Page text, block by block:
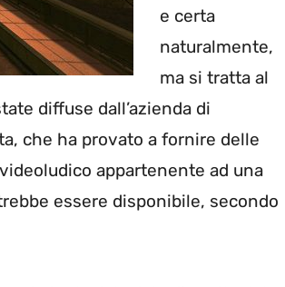
e certa
naturalmente,
ma si tratta al
diffuse dall’azienda di
che ha provato a fornire delle
appartenente ad una
essere disponibile, secondo